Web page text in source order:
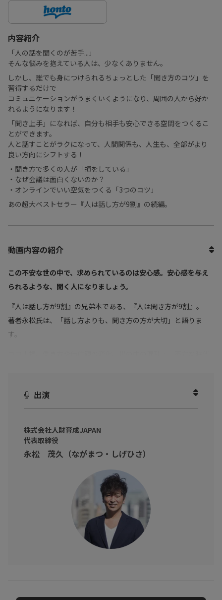
内容紹介
「人の話を聞くのが苦手...」
そんな悩みを抱えている人は、少なくありません。
しかし、誰でも身につけられるちょっとした「聞き方のコツ」を
習得するだけで
コミュニケーションがうまくいくようになり、周囲の人から好か
れるようになります！
「聞き上手」になれば、自分も相手も安心できる空間をつくるこ
とができます。
人と話すことがラクになって、人間関係も、人生も、全部がより
良い方向にシフトする！
・聞き方で多くの人が「損をしている」
・なぜ会議は面白くないのか？
・オンラインでいい空気をつくる「3つのコツ」
あの超大ベストセラー『人は話し方が9割』の続編。
動画内容の紹介
この不安な世の中で、求められているのは安心感。安心感を与え
られるような、聞く人になりましょう。
『人は話し方が9割』の兄弟本である、『人は聞き方が9割』。
著者永松氏は、「話し方よりも、聞き方の方が大切」と語りま
す。
特に、ビジネスパーソンが普段悩みを抱えがちな1on1や会議での
コミュニケーションなど、具体的なシーンについても解説してい
「聞く人」になりませんか？
出演
株式会社人財育成JAPAN
代表取締役
永松 茂久（ながまつ・しげひさ）